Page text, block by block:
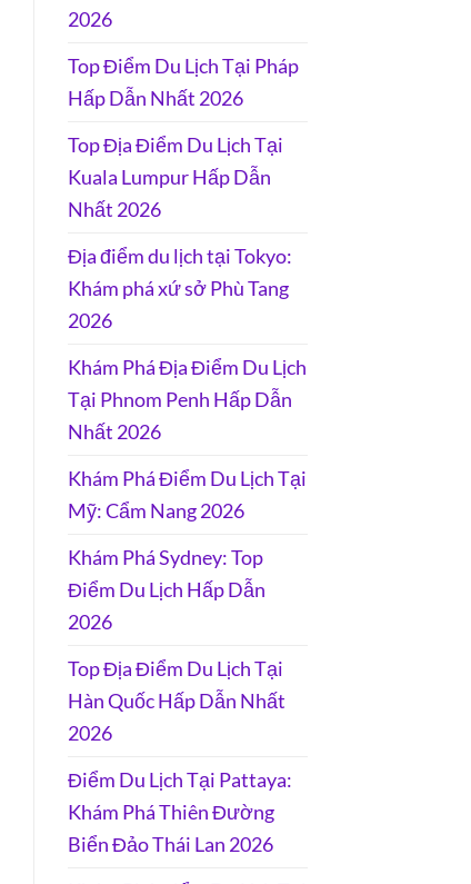
2026
Top Điểm Du Lịch Tại Pháp
Hấp Dẫn Nhất 2026
Top Địa Điểm Du Lịch Tại
Kuala Lumpur Hấp Dẫn
Nhất 2026
Địa điểm du lịch tại Tokyo:
Khám phá xứ sở Phù Tang
2026
Khám Phá Địa Điểm Du Lịch
Tại Phnom Penh Hấp Dẫn
Nhất 2026
Khám Phá Điểm Du Lịch Tại
Mỹ: Cẩm Nang 2026
Khám Phá Sydney: Top
Điểm Du Lịch Hấp Dẫn
2026
Top Địa Điểm Du Lịch Tại
Hàn Quốc Hấp Dẫn Nhất
2026
Điểm Du Lịch Tại Pattaya:
Khám Phá Thiên Đường
Biển Đảo Thái Lan 2026